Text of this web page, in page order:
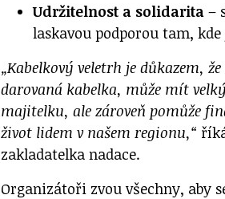
Udržitelnost a solidarita –
laskavou podporou tam,
„Kabelkový veletrh je důkazem,
darovaná kabelka, může mít
majitelku, ale zároveň pomůže
život lidem v našem regionu,“
zakladatelka nadace.
Organizátoři zvou všechny, aby